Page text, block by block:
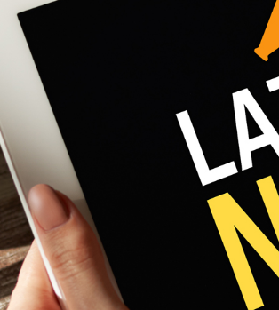
Mon - Fri 8:00am - 5:00pm